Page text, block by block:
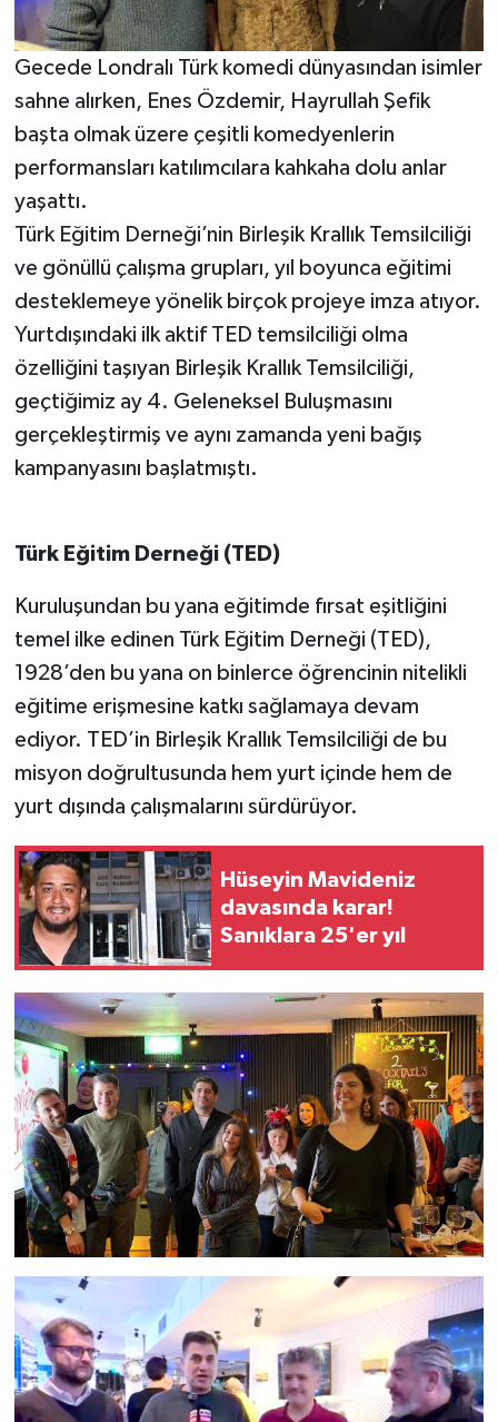
Gecede Londralı Türk komedi dünyasından isimler
sahne alırken, Enes Özdemir, Hayrullah Şefik
başta olmak üzere çeşitli komedyenlerin
performansları katılımcılara kahkaha dolu anlar
yaşattı.
Türk Eğitim Derneği’nin Birleşik Krallık Temsilciliği
ve gönüllü çalışma grupları, yıl boyunca eğitimi
desteklemeye yönelik birçok projeye imza atıyor.
Yurtdışındaki ilk aktif TED temsilciliği olma
özelliğini taşıyan Birleşik Krallık Temsilciliği,
geçtiğimiz ay 4. Geleneksel Buluşmasını
gerçekleştirmiş ve aynı zamanda yeni bağış
kampanyasını başlatmıştı.
Türk Eğitim Derneği (TED)
Kuruluşundan bu yana eğitimde fırsat eşitliğini
temel ilke edinen Türk Eğitim Derneği (TED),
1928’den bu yana on binlerce öğrencinin nitelikli
eğitime erişmesine katkı sağlamaya devam
ediyor. TED’in Birleşik Krallık Temsilciliği de bu
misyon doğrultusunda hem yurt içinde hem de
yurt dışında çalışmalarını sürdürüyor.
Hüseyin Mavideniz
davasında karar!
Sanıklara 25'er yıl